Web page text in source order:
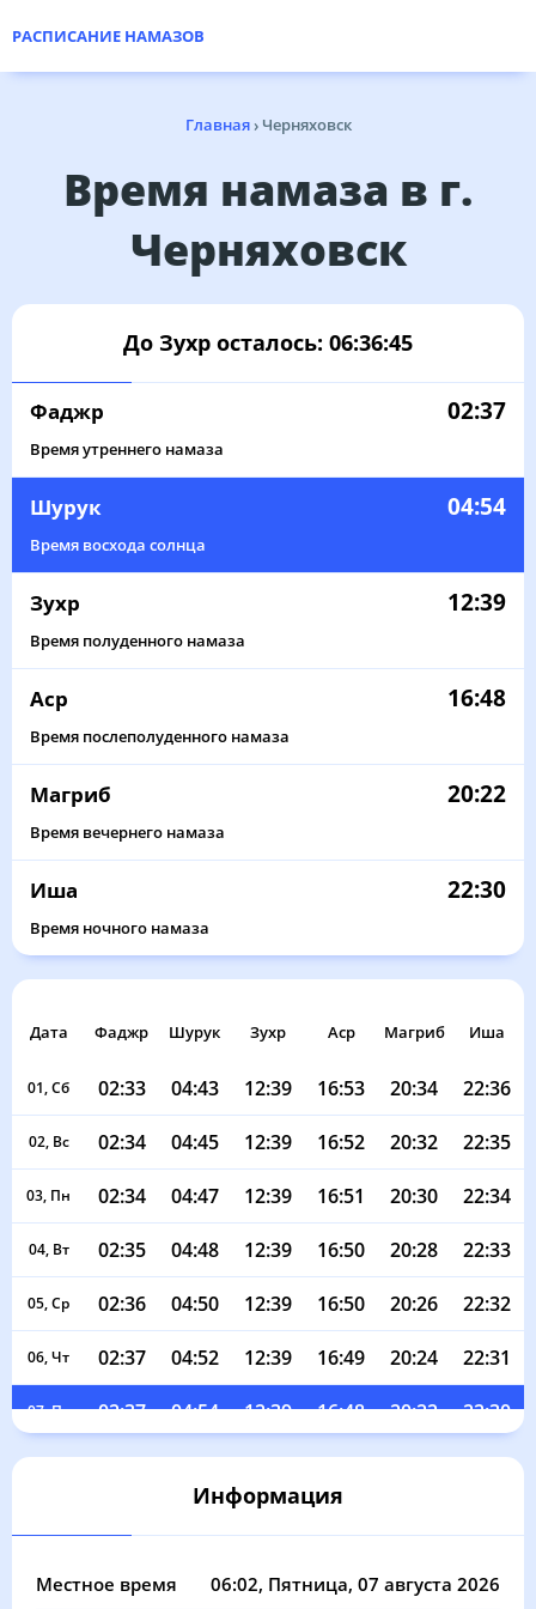
РАСПИСАНИЕ НАМАЗОВ
Главная› Черняховск
Время намаза в г.
Черняховск
До Зухр осталось: 06:36:45
Фаджр 02:37
Время утреннего намаза
Шурук 04:54
Время восхода солнца
Зухр 12:39
Время полуденного намаза
Аср 16:48
Время послеполуденного намаза
Магриб 20:22
Время вечернего намаза
Иша 22:30
Время ночного намаза
Дата Фаджр Шурук Зухр Аср Магриб Иша
01, Сб 02:33 04:43 12:39 16:53 20:34 22:36
02, Вс 02:34 04:45 12:39 16:52 20:32 22:35
03, Пн 02:34 04:47 12:39 16:51 20:30 22:34
04, Вт 02:35 04:48 12:39 16:50 20:28 22:33
05, Ср 02:36 04:50 12:39 16:50 20:26 22:32
06, Чт 02:37 04:52 12:39 16:49 20:24 22:31
07, Пт 02:37 04:54 12:39 16:48 20:22 22:30
02:38 04:56 12:38 16:47 20:20 22:29
04:59 12:38 16:45 22:27
Информация
Местное время 06:02, Пятница, 07 августа 2026